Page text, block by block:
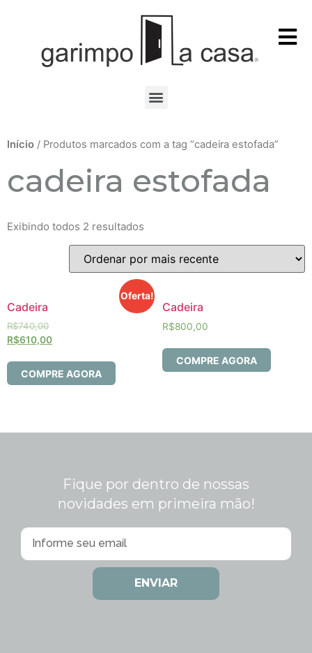
Início / Produtos marcados com a tag “cadeira estofada”
cadeira estofada
Exibindo todos 2 resultados
Oferta!
Cadeira
R$740,00
R$610,00
COMPRE AGORA
Cadeira
R$800,00
COMPRE AGORA
Fique por dentro de nossas
novidades em primeira mão!
ENVIAR